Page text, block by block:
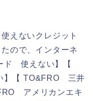
えないクレジット
ので、インターネ
ド 使えない】【
【 TO&FRO 三井
アメリカンエキ